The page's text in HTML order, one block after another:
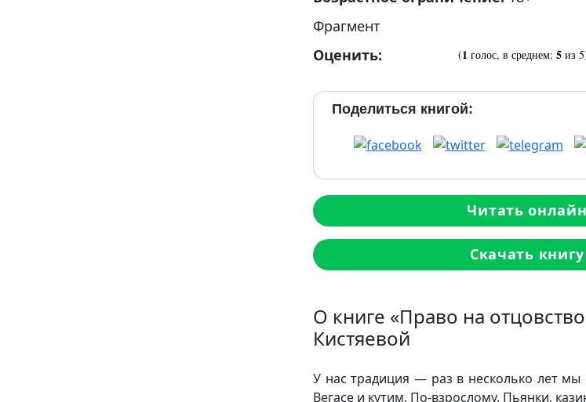
Фрагмент
Оценить:
(1 голос, в среднем: 5 из
Поделиться книгой:
Читать онлайн
Скачать книгу
О книге «Право на
Кистяевой
У нас традиция — раз в несколько лет
Вегасе и кутим. По-взрослому. Пьянки,